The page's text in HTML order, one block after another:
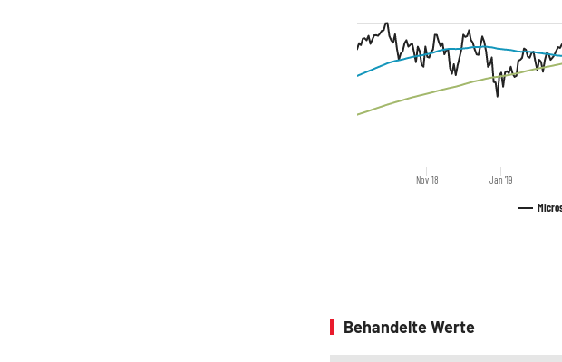
Nov '18 Jan '19
Behandelte Werte